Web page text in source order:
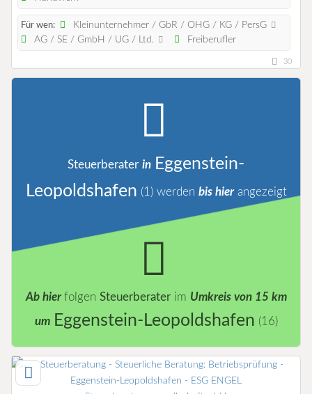
Für wen:
Kleinunternehmer / GbR / OHG / KG / PersG
AG / SE / GmbH / UG / Ltd.
Freiberufler
30
Steuerberater in Eggenstein-
Leopoldshafen (1)werden bis hierangezeigt
Ab hierfolgen Steuerberaterim Umkreis von 15 km
um Eggenstein-Leopoldshafen (16)